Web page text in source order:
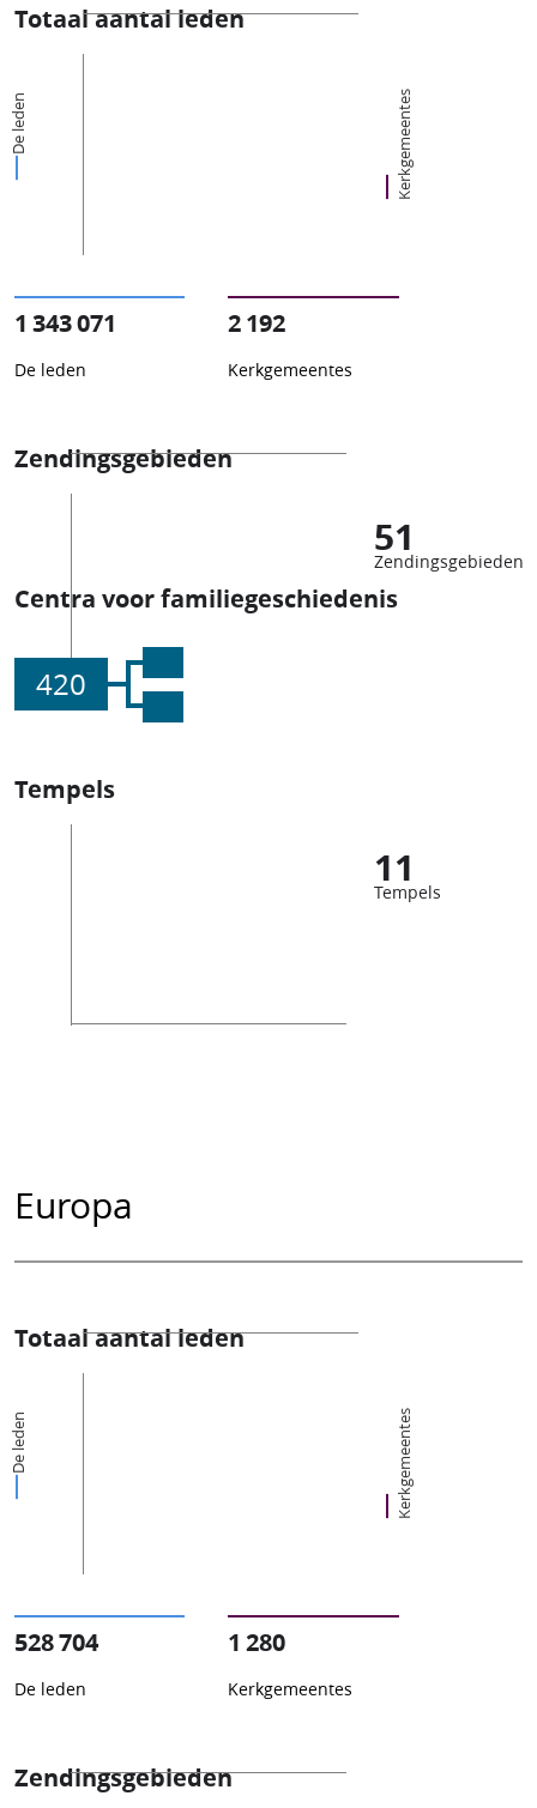
Totaal aantal leden
De leden Kerkgemeentes
1 343 071
De leden
2 192
Kerkgemeentes
Zendingsgebieden
51
Zendingsgebieden
Centra voor familiegeschiedenis
420
Tempels
11
Tempels
Europa
Totaal aantal leden
De leden Kerkgemeentes
528 704
De leden
1 280
Kerkgemeentes
Zendingsgebieden